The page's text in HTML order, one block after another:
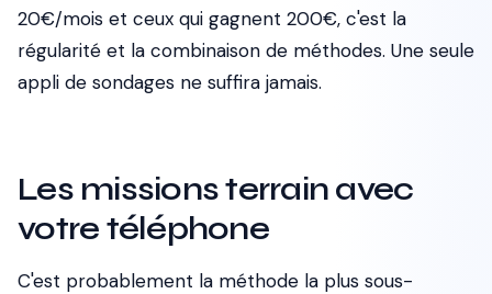
20€/mois et ceux qui gagnent 200€, c'est la
régularité et la combinaison de méthodes. Une seule
appli de sondages ne suffira jamais.
Les missions terrain avec
votre téléphone
C'est probablement la méthode la plus sous-